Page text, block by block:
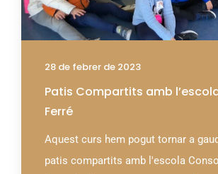
28 de febrer de 2023
Patis Compartits amb
Ferré
Aquest curs hem pogut tornar a
patis compartits amb l'escola